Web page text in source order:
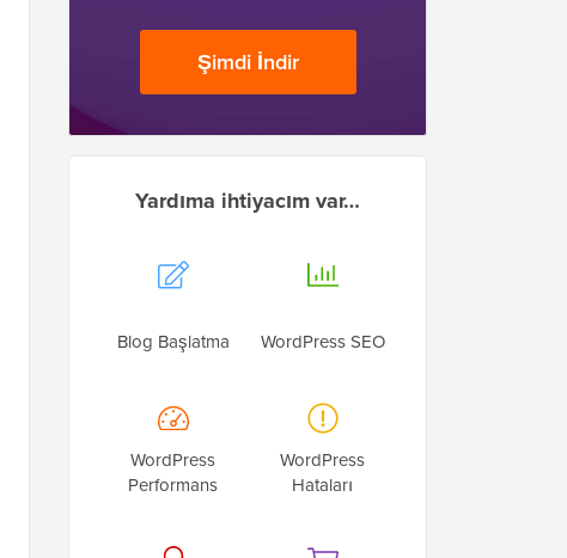
Şimdi İndir
Yardıma ihtiyacım var…
Blog Başlatma WordPress SEO
WordPress
Performans
WordPress
Hataları